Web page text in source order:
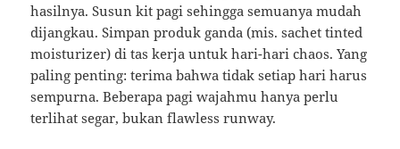
hasilnya. Susun kit pagi sehingga semuanya mudah
dijangkau. Simpan produk ganda (mis. sachet tinted
moisturizer) di tas kerja untuk hari-hari chaos. Yang
paling penting: terima bahwa tidak setiap hari harus
sempurna. Beberapa pagi wajahmu hanya perlu
terlihat segar, bukan flawless runway.